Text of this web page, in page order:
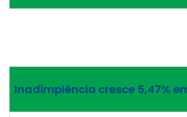
Inadimplência cresce 5,47%